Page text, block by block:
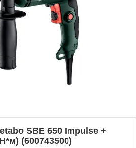
SBE 650 Impulse +
(600743500)